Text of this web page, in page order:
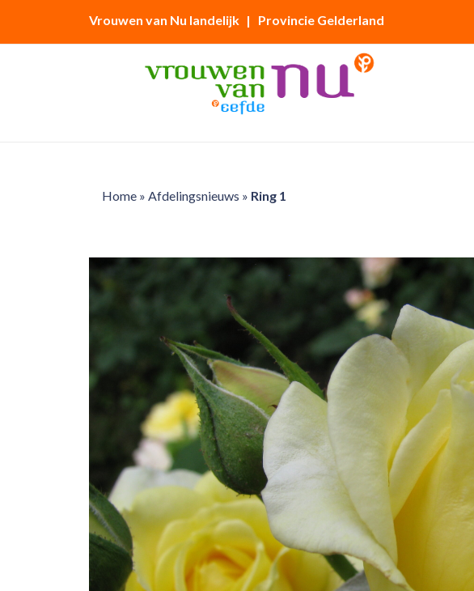
Vrouwen van Nu landelijk | Provincie Gelderland
Home» Afdelingsnieuws » Ring 1